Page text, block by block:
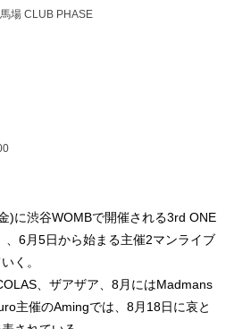
場 CLUB PHASE
)に渋谷WOMBで開催される3rd ONE
、6月5日から始まる主催2マンライブ
く。
、ザアザア、8月にはMadmans
主催のAmingでは、8月18日に哀と